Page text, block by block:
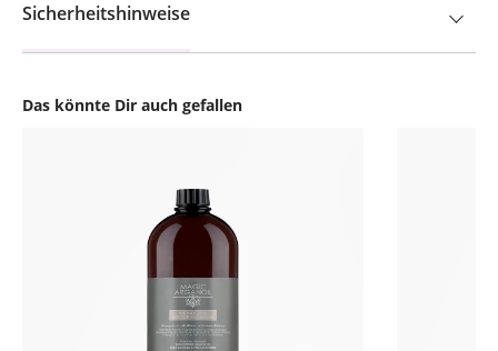
Das könnte Dir auch gefallen
Sicherheitshinweise